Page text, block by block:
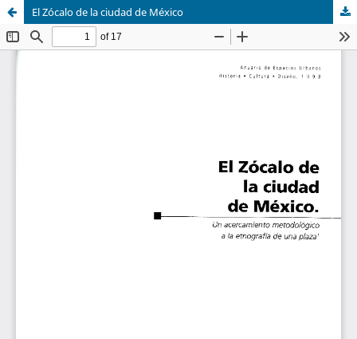
El Zócalo de la ciudad de México